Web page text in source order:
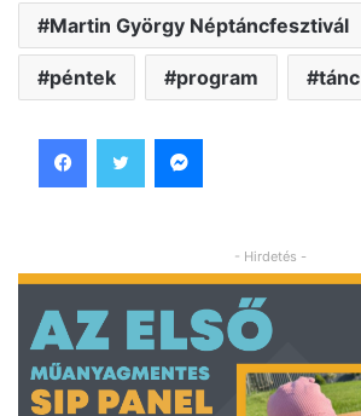
Martin György Néptáncfesztivál
péntek program tánc
- Hirdetés -